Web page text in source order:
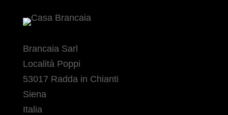
Brancaia Sarl
Località Poppi
53017 Radda in Chianti
Siena
Italia